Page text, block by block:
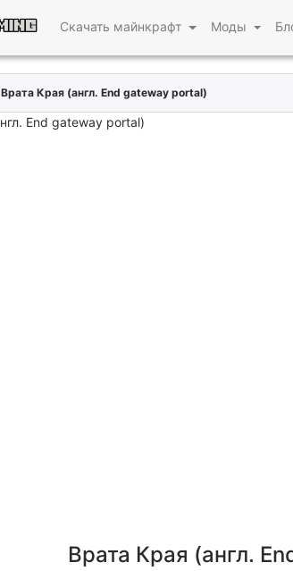
Скачать майнкрафт Моды
Врата Края (англ. End gateway portal)
Врата Края (англ.